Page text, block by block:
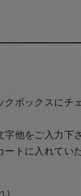
ボックスにチ
他をご入力下
ートに入れて